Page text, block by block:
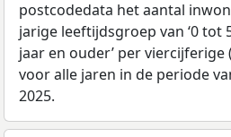
postcodedata het aantal
jarige leeftijdsgroep van ‘0 tot
jaar en ouder’ per
voor alle jaren in de periode
2025.